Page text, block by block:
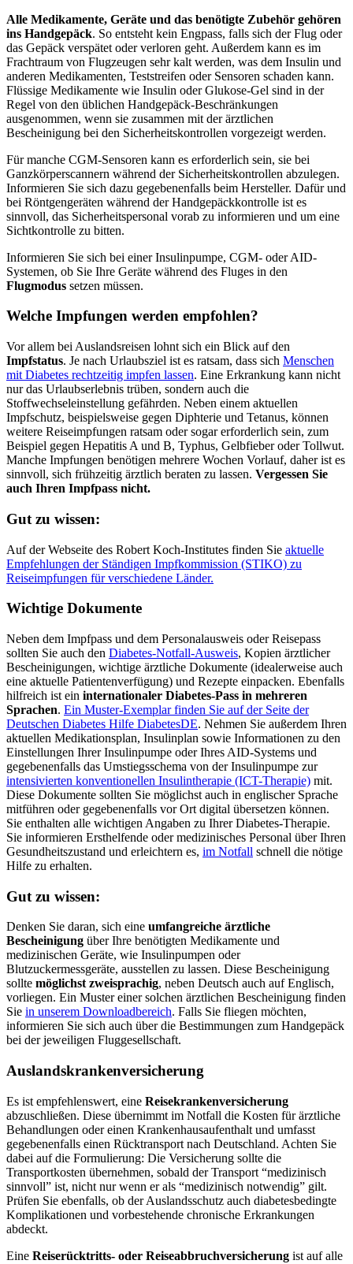
Alle Medikamente, Geräte und das benötigte Zubehör gehören
ins Handgepäck. So entsteht kein Engpass, falls sich der Flug oder
das Gepäck verspätet oder verloren geht. Außerdem kann es im
Frachtraum von Flugzeugen sehr kalt werden, was dem Insulin und
anderen Medikamenten, Teststreifen oder Sensoren schaden kann.
Flüssige Medikamente wie Insulin oder Glukose-Gel sind in der
Regel von den üblichen Handgepäck-Beschränkungen
ausgenommen, wenn sie zusammen mit der ärztlichen
Bescheinigung bei den Sicherheitskontrollen vorgezeigt werden.
Für manche CGM-Sensoren kann es erforderlich sein, sie bei
Ganzkörperscannern während der Sicherheitskontrollen abzulegen.
Informieren Sie sich dazu gegebenenfalls beim Hersteller. Dafür und
bei Röntgengeräten während der Handgepäckkontrolle ist es
sinnvoll, das Sicherheitspersonal vorab zu informieren und um eine
Sichtkontrolle zu bitten.
Informieren Sie sich bei einer Insulinpumpe, CGM- oder AID-
Systemen, ob Sie Ihre Geräte während des Fluges in den
Flugmodus setzen müssen.
Welche Impfungen werden empfohlen?
Vor allem bei Auslandsreisen lohnt sich ein Blick auf den
Impfstatus. Je nach Urlaubsziel ist es ratsam, dass sich Menschen
mit Diabetes rechtzeitig impfen lassen. Eine Erkrankung kann nicht
nur das Urlaubserlebnis trüben, sondern auch die
Stoffwechseleinstellung gefährden. Neben einem aktuellen
Impfschutz, beispielsweise gegen Diphterie und Tetanus, können
weitere Reiseimpfungen ratsam oder sogar erforderlich sein, zum
Beispiel gegen Hepatitis A und B, Typhus, Gelbfieber oder Tollwut.
Manche Impfungen benötigen mehrere Wochen Vorlauf, daher ist es
sinnvoll, sich frühzeitig ärztlich beraten zu lassen. Vergessen Sie
auch Ihren Impfpass nicht.
Gut zu wissen:
Auf der Webseite des Robert Koch-Institutes finden Sie aktuelle
Empfehlungen der Ständigen Impfkommission (STIKO) zu
Reiseimpfungen für verschiedene Länder.
Wichtige Dokumente
Neben dem Impfpass und dem Personalausweis oder Reisepass
sollten Sie auch den Diabetes-Notfall-Ausweis, Kopien ärztlicher
Bescheinigungen, wichtige ärztliche Dokumente (idealerweise auch
eine aktuelle Patientenverfügung) und Rezepte einpacken. Ebenfalls
hilfreich ist ein internationaler Diabetes-Pass in mehreren
Sprachen. Ein Muster-Exemplar finden Sie auf der Seite der
Deutschen Diabetes Hilfe DiabetesDE. Nehmen Sie außerdem Ihren
aktuellen Medikationsplan, Insulinplan sowie Informationen zu den
Einstellungen Ihrer Insulinpumpe oder Ihres AID-Systems und
gegebenenfalls das Umstiegsschema von der Insulinpumpe zur
intensivierten konventionellen Insulintherapie (ICT-Therapie) mit.
Diese Dokumente sollten Sie möglichst auch in englischer Sprache
mitführen oder gegebenenfalls vor Ort digital übersetzen können.
Sie enthalten alle wichtigen Angaben zu Ihrer Diabetes-Therapie.
Sie informieren Ersthelfende oder medizinisches Personal über Ihren
Gesundheitszustand und erleichtern es, im Notfall schnell die nötige
Hilfe zu erhalten.
Gut zu wissen:
Denken Sie daran, sich eine umfangreiche ärztliche
Bescheinigung über Ihre benötigten Medikamente und
medizinischen Geräte, wie Insulinpumpen oder
Blutzuckermessgeräte, ausstellen zu lassen. Diese Bescheinigung
sollte möglichstzweisprachig, neben Deutsch auch auf Englisch,
vorliegen. Ein Muster einer solchen ärztlichen Bescheinigung finden
Sie in unserem Downloadbereich. Falls Sie fliegen möchten,
informieren Sie sich auch über die Bestimmungen zum Handgepäck
bei der jeweiligen Fluggesellschaft.
Auslandskrankenversicherung
Es ist empfehlenswert, eine Reisekrankenversicherung
abzuschließen. Diese übernimmt im Notfall die Kosten für ärztliche
Behandlungen oder einen Krankenhausaufenthalt und umfasst
gegebenenfalls einen Rücktransport nach Deutschland. Achten Sie
dabei auf die Formulierung: Die Versicherung sollte die
Transportkosten übernehmen, sobald der Transport “medizinisch
sinnvoll” ist, nicht nur wenn er als “medizinisch notwendig” gilt.
Prüfen Sie ebenfalls, ob der Auslandsschutz auch diabetesbedingte
Komplikationen und vorbestehende chronische Erkrankungen
abdeckt.
Eine Reiserücktritts- oder Reiseabbruchversicherung ist auf alle